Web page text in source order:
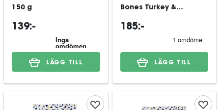
150 g
139:-
LÄGG TILL
Bones Turkey &
185:-
LÄGG TILL